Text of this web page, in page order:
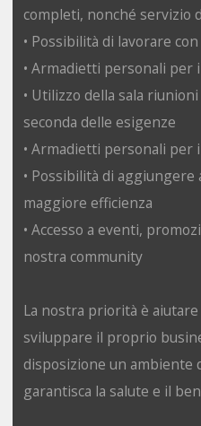
completi, nonché servizio
• Possibilità di lavorare
• Armadietti personali per
• Utilizzo della sala
seconda delle esigenze
• Armadietti personali per
• Possibilità di
maggiore efficienza
• Accesso a eventi,
nostra community
La nostra priorità è
sviluppare il proprio
disposizione un ambiente
garantisca la salute e il